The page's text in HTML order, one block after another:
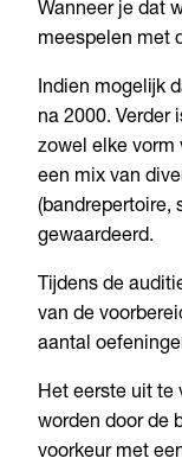
Wanneer je dat
meespelen met
Indien mogelijk
na 2000. Verder
zowel elke vorm
een mix van
(bandrepertoire,
gewaardeerd.
Tijdens de
van de
aantal
Het eerste uit te
worden door de
voorkeur met